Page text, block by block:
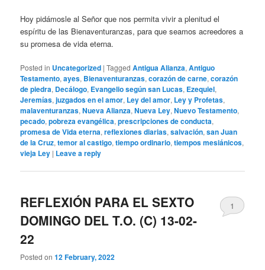
Hoy pidámosle al Señor que nos permita vivir a plenitud el
espíritu de las Bienaventuranzas, para que seamos acreedores a
su promesa de vida eterna.
Posted in Uncategorized |Tagged Antigua Alianza,Antiguo
Testamento,ayes, Bienaventuranzas,corazón de carne,corazón
de piedra, Decálogo, Evangelio según san Lucas, Ezequiel,
Jeremías,juzgados en el amor, Ley del amor, Ley y Profetas,
malaventuranzas,Nueva Alianza,Nueva Ley,Nuevo Testamento,
pecado,pobreza evangélica,prescripciones de conducta,
promesa de Vida eterna,reflexiones diarias,salvación,san Juan
de la Cruz,temor al castigo,tiempo ordinario,tiempos mesiánicos,
vieja Ley | Leave a reply
REFLEXIÓN PARA EL SEXTO
DOMINGO DEL T.O. (C) 13-02-
22
Posted on12 February, 2022
1